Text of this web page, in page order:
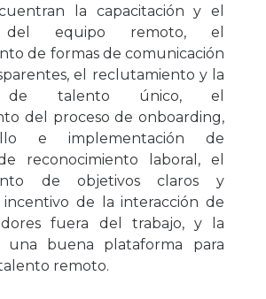
la capacitación y el
del equipo remoto, el
de formas de comunicación
el reclutamiento y la
de talento único, el
del proceso de onboarding,
e implementación de
reconocimiento laboral, el
de objetivos claros y
incentivo de la interacción de
fuera del trabajo, y la
una buena plataforma para
remoto.